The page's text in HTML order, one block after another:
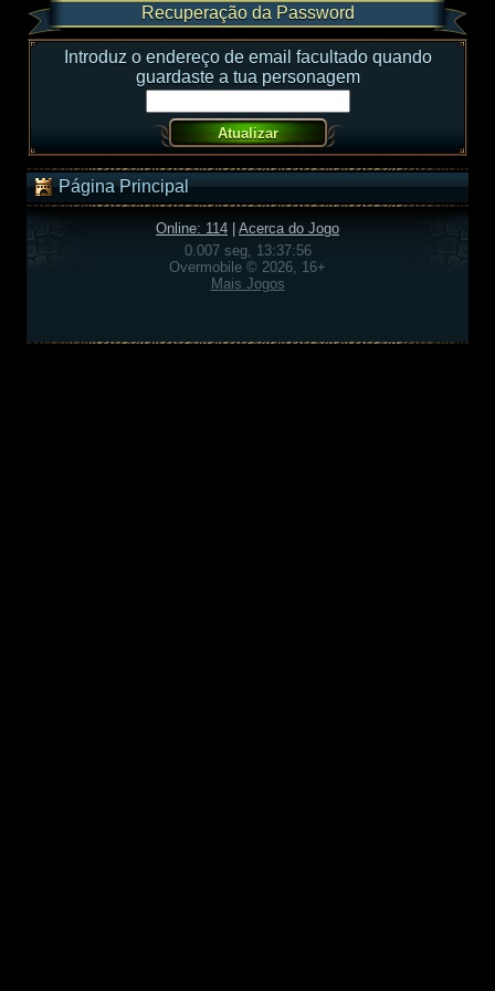
Recuperação da Password
Introduz o endereço de email facultado quando
guardaste a tua personagem
Página Principal
Online: 114
Acerca do Jogo
0.007 seg, 13:37:56
Overmobile © 2026, 16+
Mais Jogos